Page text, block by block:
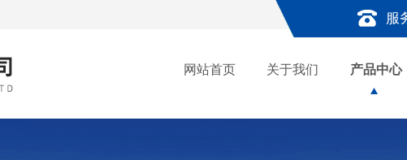
服
网站首页 关于我们 产品中心